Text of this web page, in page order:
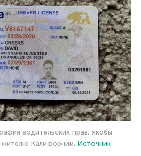
водительских прав, якобы
Калифорнии. Источник